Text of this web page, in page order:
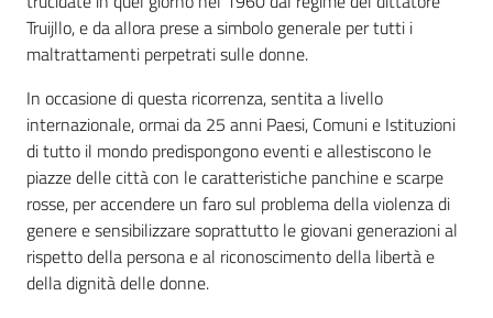
Decentrate
Patto
per
la
lettura
Seguici
Truijllo, e da allora prese a simbolo generale per tutti i
maltrattamenti perpetrati sulle donne.
In occasione di questa ricorrenza, sentita a livello
internazionale, ormai da 25 anni Paesi, Comuni e Istituzioni
di tutto il mondo predispongono eventi e allestiscono le
piazze delle città con le caratteristiche panchine e scarpe
rosse, per accendere un faro sul problema della violenza di
genere e sensibilizzare soprattutto le giovani generazioni al
rispetto della persona e al riconoscimento della libertà e
della dignità delle donne.